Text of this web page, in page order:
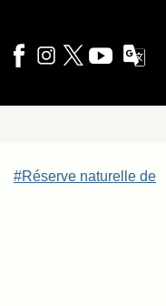
#Réserve naturelle de